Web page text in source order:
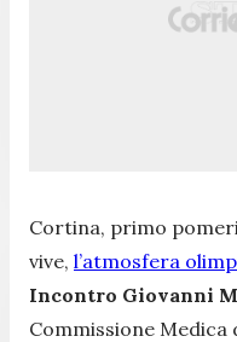
Cortina, primo
vive, l’atmosfera
Incontro Giovanni
Commissione Medica